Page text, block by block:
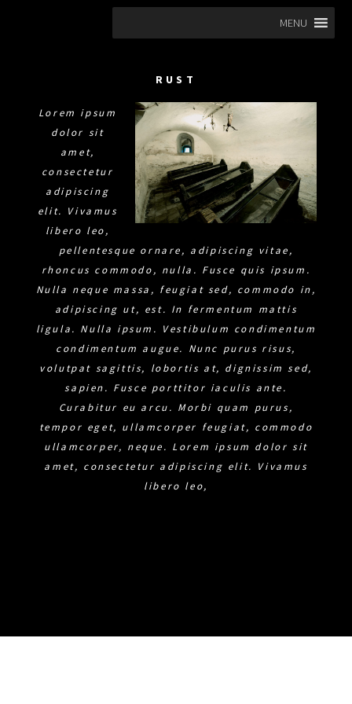
Ga
de
MENU
RUST
Lorem ipsum
dolor sit
amet,
consectetur
adipiscing
elit. Vivamus
libero leo,
pellentesque ornare, adipiscing vitae,
rhoncus commodo, nulla. Fusce quis ipsum.
Nulla neque massa, feugiat sed, commodo in,
adipiscing ut, est. In fermentum mattis
ligula. Nulla ipsum. Vestibulum condimentum
condimentum augue. Nunc purus risus,
volutpat sagittis, lobortis at, dignissim sed,
sapien. Fusce porttitor iaculis ante.
Curabitur eu arcu. Morbi quam purus,
tempor eget, ullamcorper feugiat, commodo
ullamcorper, neque. Lorem ipsum dolor sit
amet, consectetur adipiscing elit. Vivamus
libero leo,